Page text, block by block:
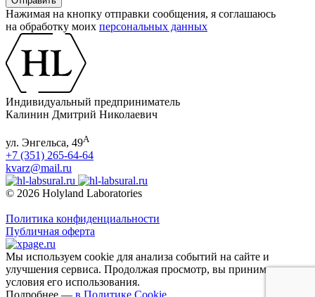
Нажимая на кнопку отправки сообщения, я соглашаюсь
на обработку моих персональных данных
Индивидуальный предприниматель
Калинин Дмитрий Николаевич
ул. Энгельса, 49А
+7 (351) 265-64-64
kvarz@mail.ru
© 2026 Holyland Laboratories
Политика конфиденциальности
Публичная оферта
Мы используем cookie для анализа событий на сайте и
улучшения сервиса. Продолжая просмотр, вы принимаете
условия его использования.
Подробнее — в Политике Cookie